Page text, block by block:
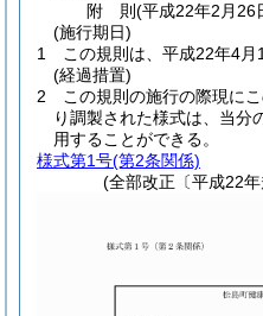
附 則(平成22年2月26
(施行期日)
1
この規則は、平成22年4月
(経過措置)
2
この規則の施行の際現に
り調製された様式は、当分
用することができる。
様式第1号(第2条関係)
(全部改正〔平成22